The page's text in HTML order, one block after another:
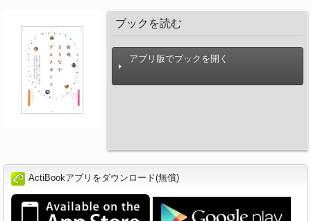
ブックを読む
アプリ版でブックを開く
ActiBookアプリをダウンロード(無償)